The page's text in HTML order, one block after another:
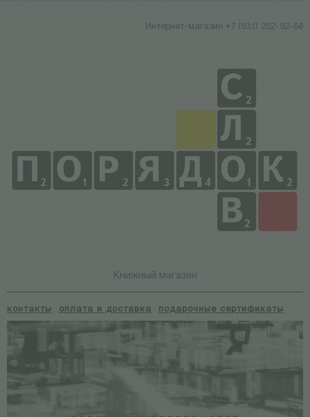
Интернет-магазин +7 (931) 252-92-60
Книжный магазин
контакты оплата и доставка подарочные сертификаты